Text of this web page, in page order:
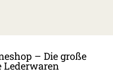
– Die große
Lederwaren